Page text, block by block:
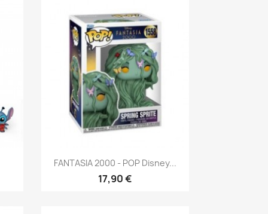
Aperçu rapide
FANTASIA 2000 - POP Disney...
17,90 €